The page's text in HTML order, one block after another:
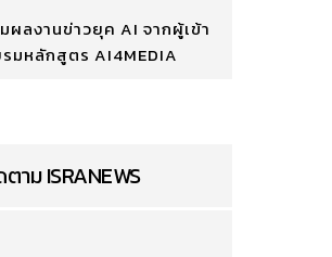
ผลงานข่าวยุค AI จากผู้เข้า
มหลักสูตร AI4MEDIA
าม ISRANEWS